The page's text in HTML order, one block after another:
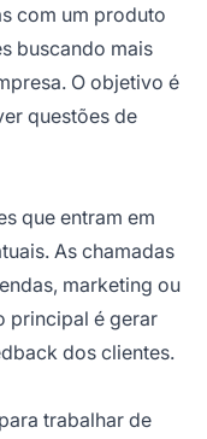
com um produto
buscando mais
O objetivo é
questões de
que entram em
As chamadas
marketing ou
principal é gerar
dos clientes.
trabalhar de